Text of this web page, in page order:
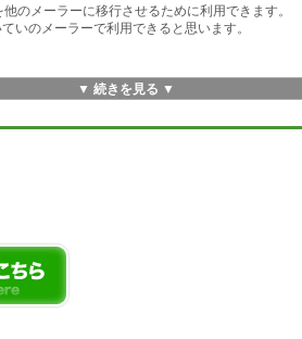
のメーラーに移行させるために利用できます。
いのメーラーで利用できると思います。
▼ 続きを見る ▼